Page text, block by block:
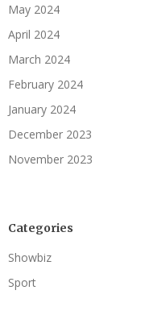
May 2024
April 2024
March 2024
February 2024
January 2024
December 2023
November 2023
Categories
Showbiz
Sport